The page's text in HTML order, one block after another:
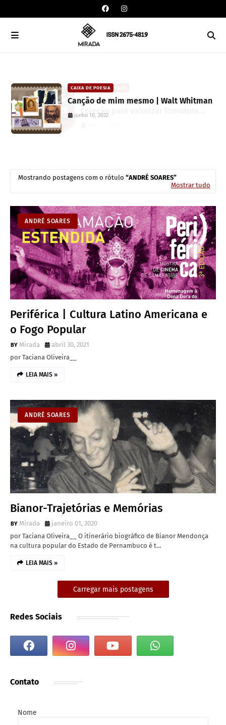
CAIXA DE POESIA
Canção de mim mesmo | Walt Whitman
junho 10, 2022
Mostrando postagens com o rótulo
ANDRÉ SOARES
Mostrar tudo
ANDRÉ SOARES
Periférica | Cultura Latino Americana e
o Fogo Popular
Mirada
abril 30, 2021
por Taciana Oliveira__
LEIA MAIS »
ANDRÉ SOARES
Bianor-Trajetórias e Memórias
Mirada
janeiro 01, 2020
por Taciana Oliveira__ O itinerário biográfico de Bianor Mendonça
na cultura popular do Estado de Pernambuco é t…
LEIA MAIS »
Carregar mais postagens
Redes Sociais
Contato
Nome